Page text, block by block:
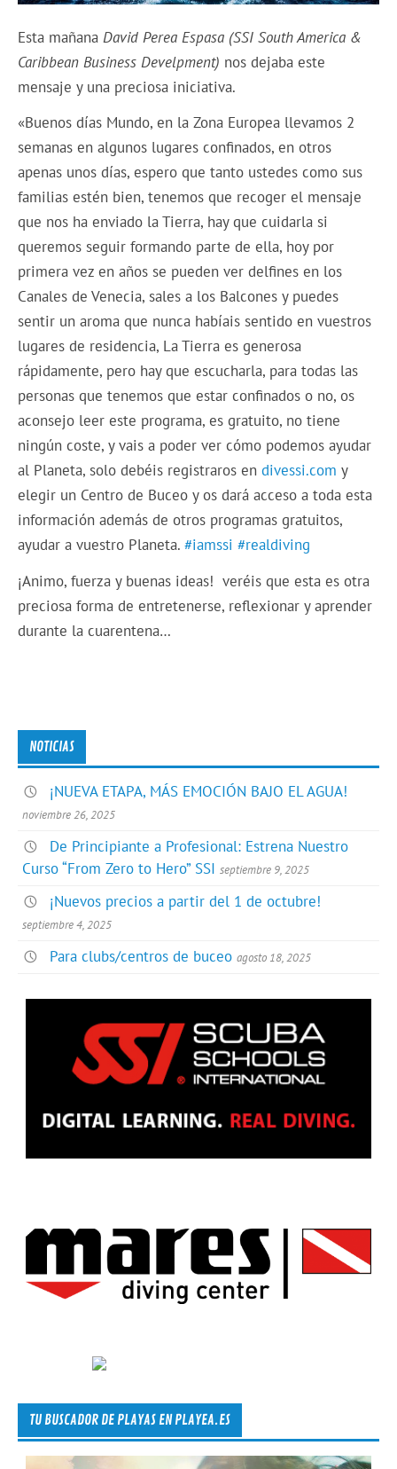
Esta mañanaDavid Perea Espasa (SSI South America &
Caribbean Business Develpment) nos dejaba este
mensaje y una preciosa iniciativa.
«Buenos días Mundo, en la Zona Europea llevamos 2
semanas en algunos lugares confinados, en otros
apenas unos días, espero que tanto ustedes como sus
familias estén bien, tenemos que recoger el mensaje
que nos ha enviado la Tierra, hay que cuidarla si
queremos seguir formando parte de ella, hoy por
primera vez en años se pueden ver delfines en los
Canales de Venecia, sales a los Balcones y puedes
sentir un aroma que nunca habíais sentido en vuestros
lugares de residencia, La Tierra es generosa
rápidamente, pero hay que escucharla, para todas las
personas que tenemos que estar confinados o no, os
aconsejo leer este programa, es gratuito, no tiene
ningún coste, y vais a poder ver cómo podemos ayudar
al Planeta, solo debéis registraros endivessi.com y
elegir un Centro de Buceo y os dará acceso a toda esta
información además de otros programas gratuitos,
ayudar a vuestro Planeta.#iamssi #realdiving
¡Animo, fuerza y buenas ideas! veréis que esta es otra
preciosa forma de entretenerse, reflexionar y aprender
durante la cuarentena…
NOTICIAS
¡NUEVA ETAPA, MÁS EMOCIÓN BAJO EL AGUA!
noviembre 26, 2025
De Principiante a Profesional: Estrena Nuestro
Curso “From Zero to Hero” SSI septiembre 9, 2025
¡Nuevos precios a partir del 1 de octubre!
septiembre 4, 2025
Para clubs/centros de buceo agosto 18, 2025
TU BUSCADOR DE PLAYAS EN PLAYEA.ES